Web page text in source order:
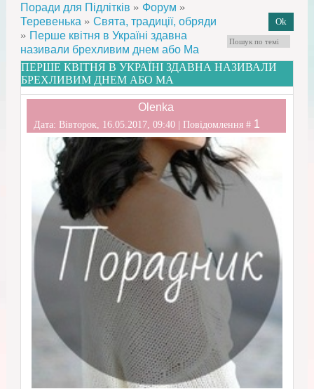
Поради для Підлітків » Форум »
Теревенька » Свята, традиції, обряди
» Перше квітня в Україні здавна
називали брехливим днем або Ма
ПЕРШЕ КВІТНЯ В УКРАЇНІ ЗДАВНА НАЗИВАЛИ
БРЕХЛИВИМ ДНЕМ АБО МА
Olenka
Дата: Вівторок, 16.05.2017, 09:40 | Повідомлення # 1